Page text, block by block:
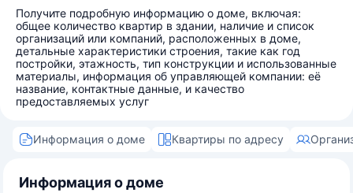
Получите подробную информацию о доме, включая:
общее количество квартир в здании, наличие и список
организаций или компаний, расположенных в доме,
детальные характеристики строения, такие как год
постройки, этажность, тип конструкции и использованные
материалы, информация об управляющей компании: её
название, контактные данные, и качество
предоставляемых услуг
Информация о доме Квартиры по адресу
Информация о доме